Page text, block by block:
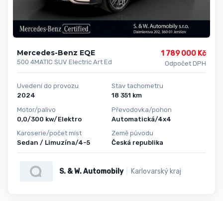
Mercedes-Benz EQE
500 4MATIC SUV Electric Art Ed
1 789 000 Kč
Odpočet DPH
Uvedení do provozu
2024
Motor/palivo
0,0/300 kw/Elektro
Karoserie/počet míst
Sedan / Limuzína/4-5
Stav tachometru
18 351 km
Převodovka/pohon
Automatická/4x4
Země původu
Česká republika
S. & W. Automobily Karlovarský kraj